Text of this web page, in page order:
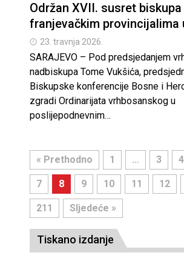
Održan XVII. susret biskupa
franjevačkim provincijalima
23. travnja 2026.
SARAJEVO – Pod predsjedanjem
nadbiskupa Tome Vukšića,
Biskupske konferencije Bosne i
zgradi Ordinarijata vrhbosanskog u
poslijepodnevnim…
« Prethodno 1 … 3 4
7 8 9 10 11 12
211 Sljedeće »
Tiskano izdanje